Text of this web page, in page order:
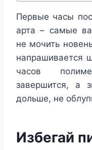
Первые часы
арта – самые
не мочить
напрашивается
часов
завершится, а
дольше, не
Избегай